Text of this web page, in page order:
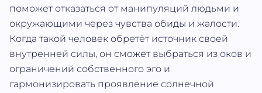
поможет отказаться от манипуляций людьми и
окружающими через чувства обиды и жалости.
Когда такой человек обретёт источник своей
внутренней силы, он сможет выбраться из оков и
ограничений собственного эго и
гармонизировать проявление солнечной